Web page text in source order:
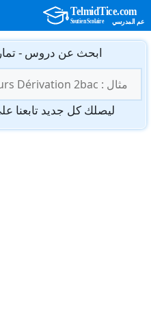
انتقل
المحتوى
ابحث عن دروس -
عن:
ليصلك كل جديد تابعنا